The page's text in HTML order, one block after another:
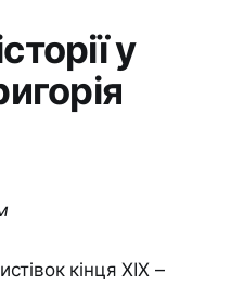
у
кінця ХІХ –